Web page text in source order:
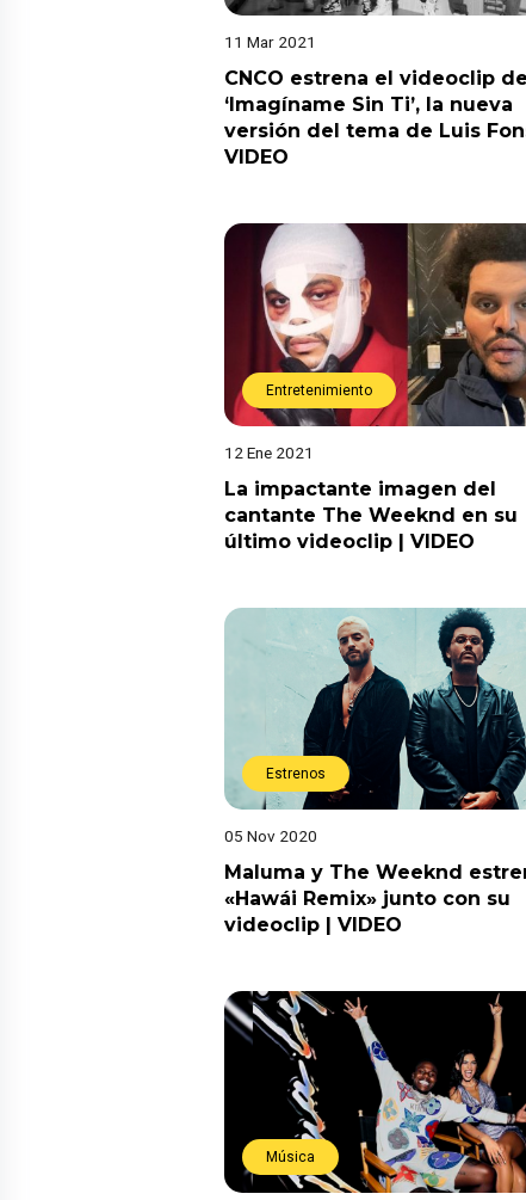
11 Mar 2021
CNCO estrena el videoclip de
‘Imagíname Sin Ti’, la nueva
versión del tema de Luis
VIDEO
Entretenimiento
12 Ene 2021
La impactante imagen del
cantante The Weeknd en su
último videoclip | VIDEO
Estrenos
05 Nov 2020
Maluma y The Weeknd
«Hawái Remix» junto con su
videoclip | VIDEO
Música